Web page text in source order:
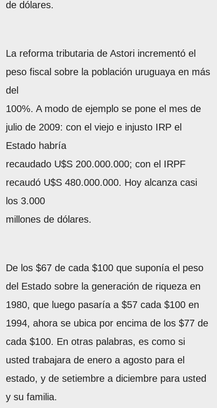
de dólares.
La reforma tributaria de Astori incrementó el
peso fiscal sobre la población uruguaya en más
del
100%. A modo de ejemplo se pone el mes de
julio de 2009: con el viejo e injusto IRP el
Estado habría
recaudado U$S 200.000.000; con el IRPF
recaudó U$S 480.000.000. Hoy alcanza casi
los 3.000
millones de dólares.
De los $67 de cada $100 que suponía el peso
del Estado sobre la generación de riqueza en
1980, que luego pasaría a $57 cada $100 en
1994, ahora se ubica por encima de los $77 de
cada $100. En otras palabras, es como si
usted trabajara de enero a agosto para el
estado, y de setiembre a diciembre para usted
y su familia.